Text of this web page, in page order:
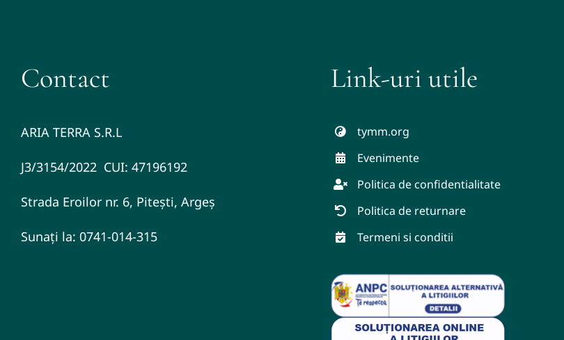
Contact
ARIA TERRA S.R.L
J3/3154/2022 CUI: 47196192
Strada Eroilor nr. 6, Pitești, Argeș
Sunați la: 0741-014-315
Link-uri utile
tymm.org
Evenimente
Politica de confidentialitate
Politica de returnare
Termeni si conditii